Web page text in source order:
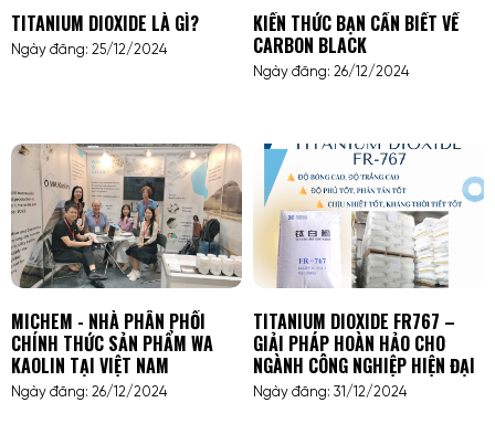
TITANIUM DIOXIDE LÀ GÌ?
Ngày đăng: 25/12/2024
KIẾN THỨC BẠN CẦN BIẾT VỀ
CARBON BLACK
Ngày đăng: 26/12/2024
MICHEM - NHÀ PHÂN PHỐI
CHÍNH THỨC SẢN PHẨM WA
KAOLIN TẠI VIỆT NAM
Ngày đăng: 26/12/2024
TITANIUM DIOXIDE FR767 –
GIẢI PHÁP HOÀN HẢO CHO
NGÀNH CÔNG NGHIỆP HIỆN ĐẠI
Ngày đăng: 31/12/2024